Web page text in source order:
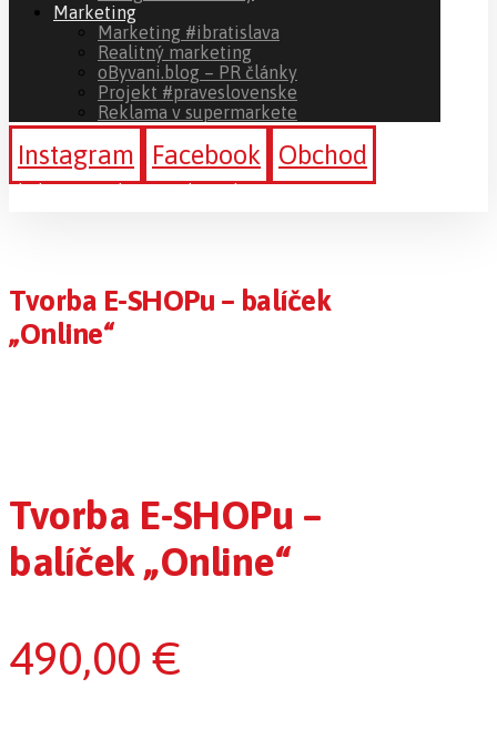
Marketing
Marketing #ibratislava
Realitný marketing
oByvani.blog – PR články
Projekt #praveslovenske
Reklama v supermarkete
Instagram Facebook Obchod
Sledujte a podporte #ibratislava
Tvorba E-SHOPu – balíček
„Online“
Tvorba E-SHOPu –
balíček „Online“
490,00 €